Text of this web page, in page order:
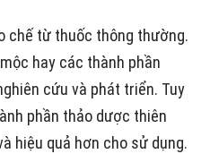
chế từ thuốc thông thường.
hay các thành phần
cứu và phát triển. Tuy
phần thảo dược thiên
hiệu quả hơn cho sử dụng.